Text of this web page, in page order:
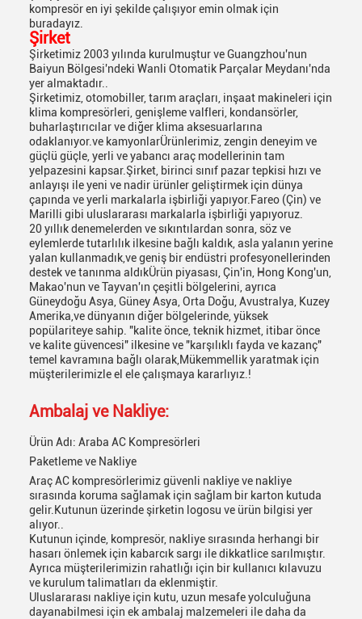
kompresör en iyi şekilde çalışıyor emin olmak için
buradayız.
Şirket
Şirketimiz 2003 yılında kurulmuştur ve Guangzhou'nun
Baiyun Bölgesi'ndeki Wanli Otomatik Parçalar Meydanı'nda
yer almaktadır..
Şirketimiz, otomobiller, tarım araçları, inşaat makineleri için
klima kompresörleri, genişleme valfleri, kondansörler,
buharlaştırıcılar ve diğer klima aksesuarlarına
odaklanıyor.ve kamyonlarÜrünlerimiz, zengin deneyim ve
güçlü güçle, yerli ve yabancı araç modellerinin tam
yelpazesini kapsar.Şirket, birinci sınıf pazar tepkisi hızı ve
anlayışı ile yeni ve nadir ürünler geliştirmek için dünya
çapında ve yerli markalarla işbirliği yapıyor.Fareo (Çin) ve
Marilli gibi uluslararası markalarla işbirliği yapıyoruz.
20 yıllık denemelerden ve sıkıntılardan sonra, söz ve
eylemlerde tutarlılık ilkesine bağlı kaldık, asla yalanın yerine
yalan kullanmadık,ve geniş bir endüstri profesyonellerinden
destek ve tanınma aldıkÜrün piyasası, Çin'in, Hong Kong'un,
Makao'nun ve Tayvan'ın çeşitli bölgelerini, ayrıca
Güneydoğu Asya, Güney Asya, Orta Doğu, Avustralya, Kuzey
Amerika,ve dünyanın diğer bölgelerinde, yüksek
popülariteye sahip. "kalite önce, teknik hizmet, itibar önce
ve kalite güvencesi" ilkesine ve "karşılıklı fayda ve kazanç"
temel kavramına bağlı olarak,Mükemmellik yaratmak için
müşterilerimizle el ele çalışmaya kararlıyız.!
Ambalaj ve Nakliye:
Ürün Adı: Araba AC Kompresörleri
Paketleme ve Nakliye
Araç AC kompresörlerimiz güvenli nakliye ve nakliye
sırasında koruma sağlamak için sağlam bir karton kutuda
gelir.Kutunun üzerinde şirketin logosu ve ürün bilgisi yer
alıyor..
Kutunun içinde, kompresör, nakliye sırasında herhangi bir
hasarı önlemek için kabarcık sargı ile dikkatlice sarılmıştır.
Ayrıca müşterilerimizin rahatlığı için bir kullanıcı kılavuzu
ve kurulum talimatları da eklenmiştir.
Uluslararası nakliye için kutu, uzun mesafe yolculuğuna
dayanabilmesi için ek ambalaj malzemeleri ile daha da